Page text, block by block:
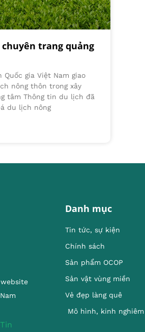
trang quảng
gia Việt Nam giao
nông thôn trong xây
tâm Thông tin du lịch đã
du lịch nông
Danh mục
Tin tức, sự kiện
Chính sách
Sản phẩm OCOP
Sản vật vùng miền
Vẻ đẹp làng quê
Mô hình, kinh nghiêm